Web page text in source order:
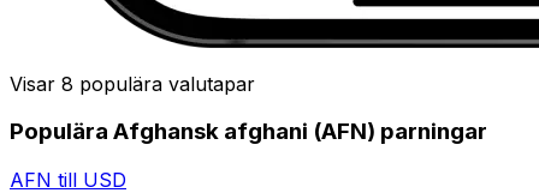
Visar 8 populära valutapar
Populära Afghansk afghani (AFN) parningar
AFN till USD